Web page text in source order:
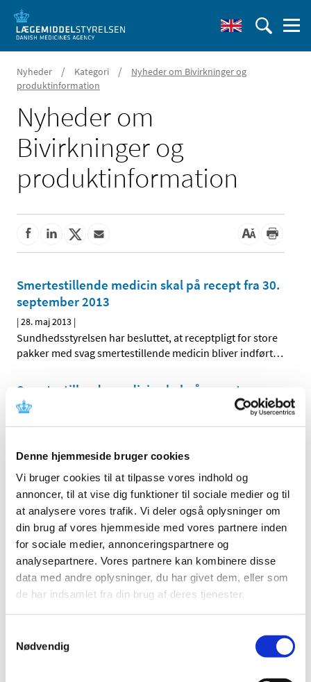
Denne hjemmeside bruger cookies
Vi bruger cookies til at tilpasse vores indhold og
annoncer, til at vise dig funktioner til sociale medier og til
at analysere vores trafik. Vi deler også oplysninger om
din brug af vores hjemmeside med vores partnere inden
for sociale medier, annonceringspartnere og
analysepartnere. Vores partnere kan kombinere disse
data med andre oplysninger, du har givet dem, eller som
de har indsamlet fra din brug af deres tjenester.
Nødvendig
Nyheder / Kategori /
Nyheder om Bivirkninger og
produktinformation
Nyheder om
Bivirkninger og
produktinformation
Smertestillende medicin skal på recept fra 30.
september 2013
|28. maj 2013 |
Sundhedsstyrelsen har besluttet, at receptpligt for store
pakker med svag smertestillende medicin bliver indført…
Smertestillende medicin skal på recept
|5. april 2013
Fremover kan man kun købe store pakker med svag
Alle (162)
TID
2026 (5)
2024 (11)
2023 (7)
2022 (2)
2020 (32)